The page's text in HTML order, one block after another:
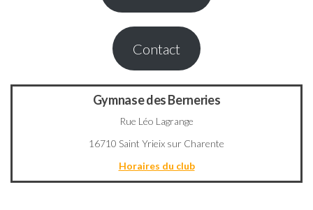
Contact
Gymnase des Berneries
Rue Léo Lagrange
16710 Saint Yrieix sur Charente
Horaires du club